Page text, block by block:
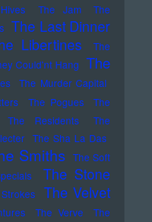
The Jam
The
The Last Dinner
Libertines
The
Could'nt Hang The
The Murder Capital
The Pogues
The
The Residents
The
The Sha La Das
Smiths The Soft
The Stone
The Velvet
The Verve
The